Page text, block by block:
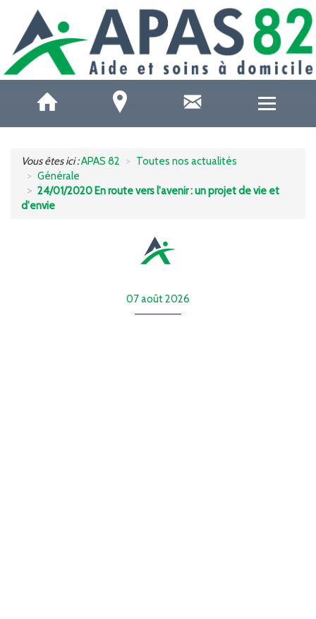
ACCUEILS DE JOUR
AIDE À DOMICILE
AIDE AUX AIDANTS
Vous êtes ici :APAS 82
Toutes nos actualités
Générale
24/01/2020 En route vers l'avenir : un projet de vie et
d'envie
07 août 2026